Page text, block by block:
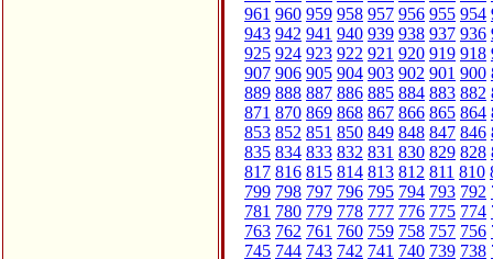
961 960 959 958 957 956 955 954
943 942 941 940 939 938 937 936
925 924 923 922 921 920 919 918
907 906 905 904 903 902 901 900
889 888 887 886 885 884 883 882
871 870 869 868 867 866 865 864
853 852 851 850 849 848 847 846
835 834 833 832 831 830 829 828
817 816 815 814 813 812 811 810
799 798 797 796 795 794 793 792
781 780 779 778 777 776 775 774
763 762 761 760 759 758 757 756
745 744 743 742 741 740 739 738